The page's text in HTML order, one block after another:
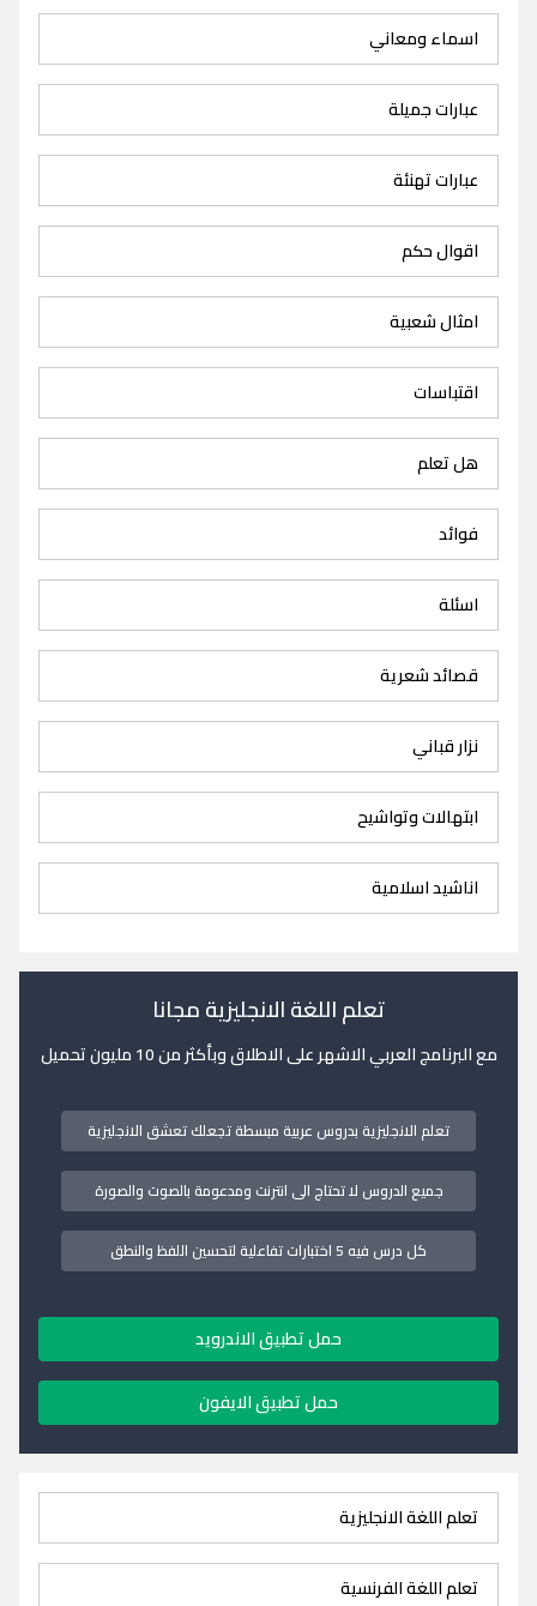
اسماء ومعاني
عبارات جميلة
عبارات تهنئة
اقوال حكم
امثال شعبية
اقتباسات
هل تعلم
فوائد
اسئلة
قصائد شعرية
نزار قباني
ابتهالات وتواشيح
اناشيد اسلامية
تعلم اللغة الانجليزية مجانا
مع البرنامج العربي الاشهر على الاطلاق وبأكثر من 10 مليون تحميل
تعلم الانجليزية بدروس عربية مبسطة تجعلك تعشق الانجليزية
جميع الدروس لا تحتاج الى انترنت ومدعومة بالصوت والصورة
كل درس فيه 5 اختبارات تفاعلية لتحسين اللفظ والنطق
حمل تطبيق الاندرويد
حمل تطبيق الايفون
تعلم اللغة الانجليزية
تعلم اللغة الفرنسية